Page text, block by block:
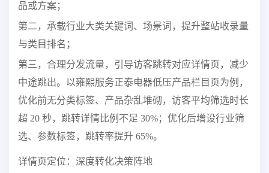
品或方案；
第二，承载行业大类关键词、场景词，提升整站收录量
与类目排名；
第三，合理分发流量，引导访客跳转对应详情页，减少
中途跳出。以雍熙服务正泰电器低压产品栏目页为例，
优化前无分类标签、产品杂乱堆砌，访客平均筛选时长
超 20 秒，跳转详情比例不足 30%；优化后增设行业筛
选、参数标签，跳转率提升 65%。
详情页定位：深度转化决策阵地